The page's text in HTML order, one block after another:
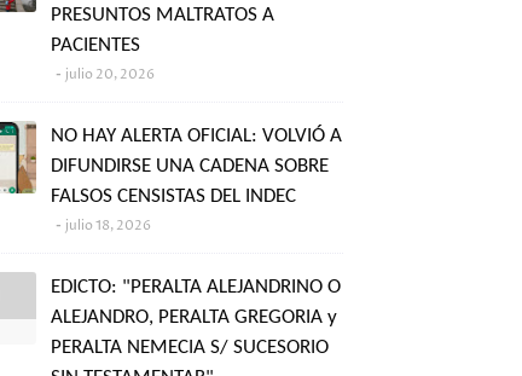
PRESUNTOS MALTRATOS A
PACIENTES
julio 20, 2026
NO HAY ALERTA OFICIAL: VOLVIÓ A
DIFUNDIRSE UNA CADENA SOBRE
FALSOS CENSISTAS DEL INDEC
julio 18, 2026
EDICTO: "PERALTA ALEJANDRINO O
ALEJANDRO, PERALTA GREGORIA y
PERALTA NEMECIA S/ SUCESORIO